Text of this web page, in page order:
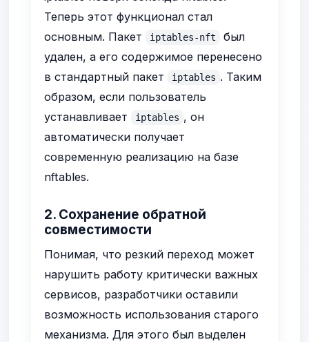
Теперь этот функционал стал
основным. Пакет
iptables-nft
был
удален, а его содержимое перенесено
в стандартный пакет
iptables . Таким
образом, если пользователь
устанавливает
iptables , он
автоматически получает
современную реализацию на базе
nftables.
2. Сохранение обратной
совместимости
Понимая, что резкий переход может
нарушить работу критически важных
сервисов, разработчики оставили
возможность использования старого
механизма. Для этого был выделен